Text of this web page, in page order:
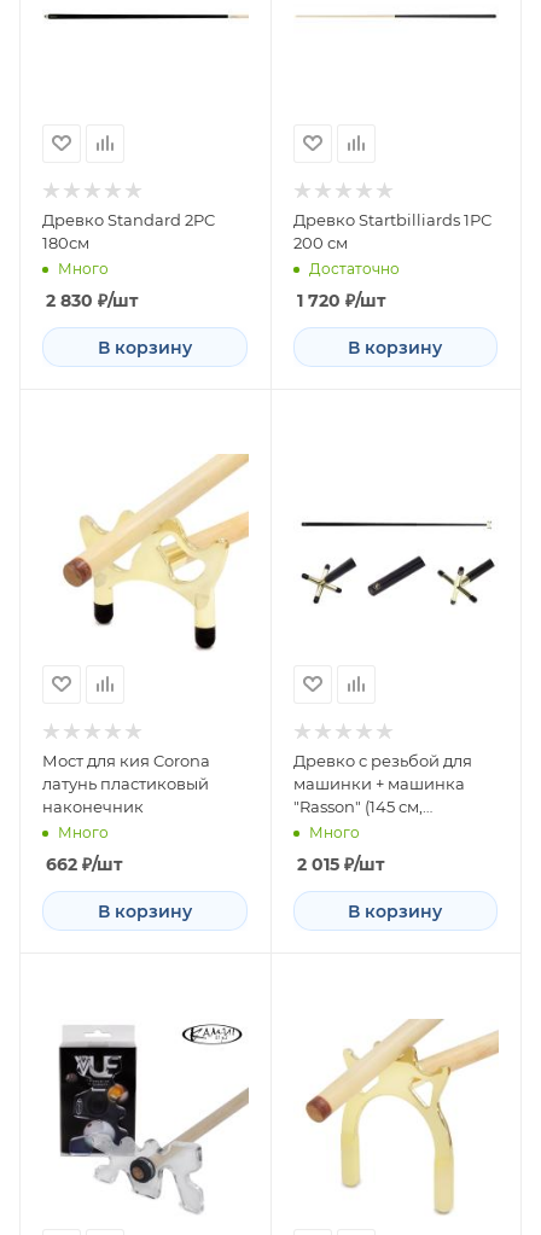
Древко Standard 2PC
180см
Много
2 830 ₽/шт
В корзину
Древко Startbilliards 1РС
200 см
Достаточно
1 720 ₽/шт
В корзину
Мост для кия Corona
латунь пластиковый
наконечник
Много
662 ₽/шт
В корзину
Древко с резьбой для
машинки + машинка
"Rasson" (145 см,
машинка Cross латунь)
Много
2 015₽/шт
В корзину